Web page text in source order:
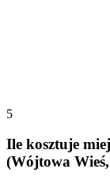
5
Ile kosztuje
(Wójtowa